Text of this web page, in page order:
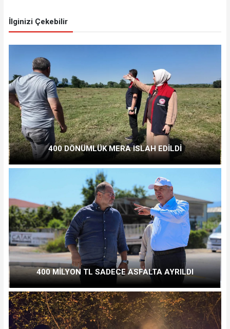
İlginizi Çekebilir
400 DÖNÜMLÜK MERA ISLAH EDİLDİ
400 MİLYON TL SADECE ASFALTA AYRILDI